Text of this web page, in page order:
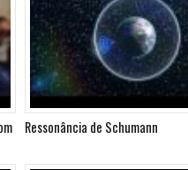
Ressonância de Schumann